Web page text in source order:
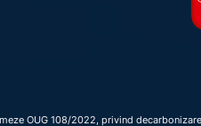
OUG 108/2022, privind